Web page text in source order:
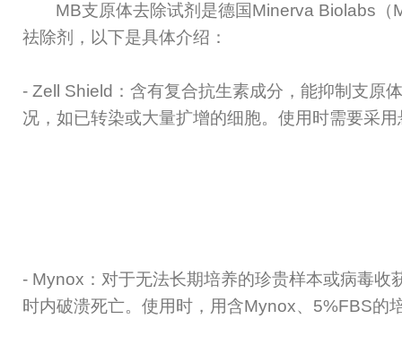
MB支原体去除试剂是德国 Minerva Biolabs （
祛除剂，以下是具体介绍：
- Zell Shield ：含有复合抗生素成分，能抑制支原
况，如已转染或大量扩增的细胞。使用时需要采
- Mynox ：对于无法长期培养的珍贵样本或病毒收
时内破溃死亡。使用时，用含Mynox、 5%FBS的